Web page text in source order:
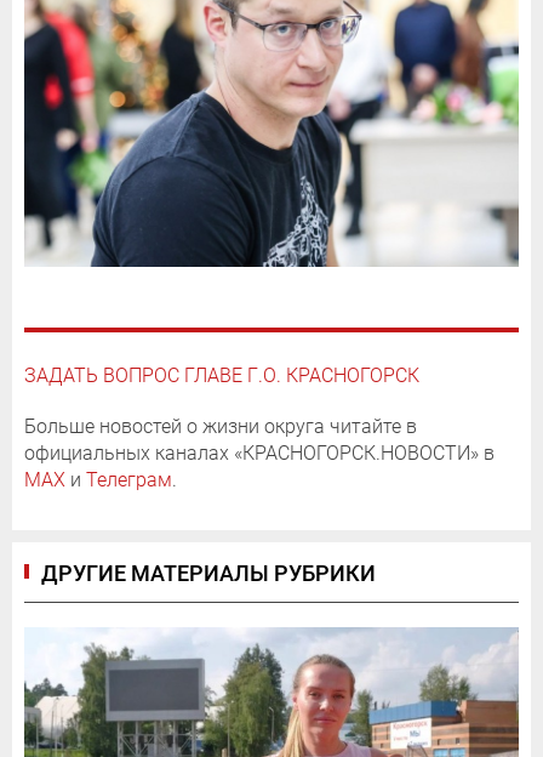
ЗАДАТЬ ВОПРОС ГЛАВЕ Г.О. КРАСНОГОРСК
Больше новостей о жизни округа читайте в
официальных каналах «КРАСНОГОРСК.НОВОСТИ» в
MAX и Телеграм.
ДРУГИЕ МАТЕРИАЛЫ РУБРИКИ